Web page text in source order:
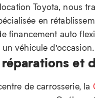
Toyota, nous
en
financement auto
véhicule d’occasion.
et
de carrosserie, la